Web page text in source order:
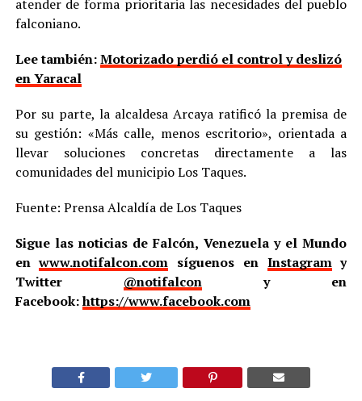
atender de forma prioritaria las necesidades del pueblo
falconiano.
Lee también:Motorizado perdió el control y deslizó
en Yaracal
Por su parte, la alcaldesa Arcaya ratificó la premisa de
su gestión: «Más calle, menos escritorio», orientada a
llevar soluciones concretas directamente a las
comunidades del municipio Los Taques.
Fuente: Prensa Alcaldía de Los Taques
Sigue las noticias de Falcón, Venezuela y el Mundo
enwww.notifalcon.com síguenos en Instagramy
Twitter @notifalcony en
Facebook:https://www.facebook.com